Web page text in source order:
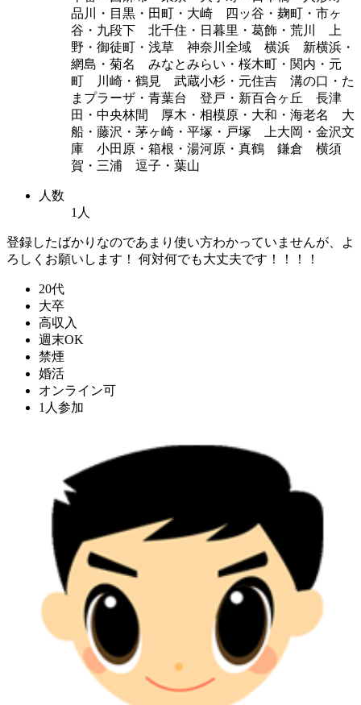
品川・目黒・田町・大崎 四ッ谷・麹町・市ヶ
谷・九段下 北千住・日暮里・葛飾・荒川 上
野・御徒町・浅草 神奈川全域 横浜 新横浜・
網島・菊名 みなとみらい・桜木町・関内・元
町 川崎・鶴見 武蔵小杉・元住吉 溝の口・た
まプラーザ・青葉台 登戸・新百合ヶ丘 長津
田・中央林間 厚木・相模原・大和・海老名 大
船・藤沢・茅ヶ崎・平塚・戸塚 上大岡・金沢文
庫 小田原・箱根・湯河原・真鶴 鎌倉 横須
賀・三浦 逗子・葉山
人数
1人
登録したばかりなのであまり使い方わかっていませんが、よ
ろしくお願いします！ 何対何でも大丈夫です！！！！
20代
大卒
高収入
週末OK
禁煙
婚活
オンライン可
1人参加